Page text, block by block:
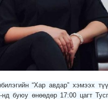
“Хар авдар” хэмээх
буюу өнөөдөр 17:00 цагт